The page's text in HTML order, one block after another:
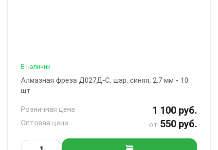
В наличии
Алмазная фреза Д027Д-С, шар, синяя, 2.7 мм - 10
шт
Розничная цена 1 100 руб.
Оптовая цена от 550 руб.